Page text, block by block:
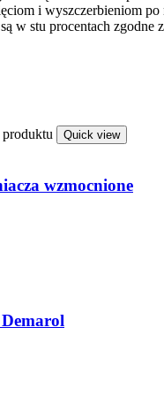
i wyszczerbieniom
w stu procentach zgodne
Quick view
wzmocnione